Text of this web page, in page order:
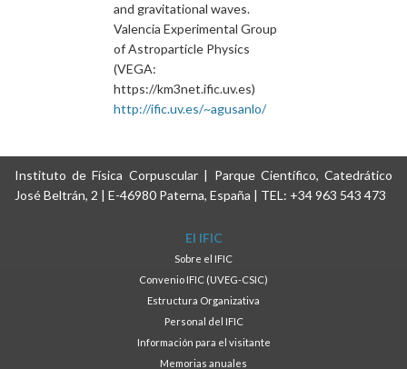
and gravitational waves.
Valencia Experimental Group
of Astroparticle Physics
(VEGA:
https://km3net.ific.uv.es)
http://ific.uv.es/~agusanlo/
Instituto de Física Corpuscular | Parque Científico, Catedrático
José Beltrán, 2 | E-46980 Paterna, España | TEL: +34 963 543 473
El IFIC
Sobre el IFIC
Convenio IFIC (UVEG-CSIC)
Estructura Organizativa
Personal del IFIC
Información para el visitante
Memorias anuales